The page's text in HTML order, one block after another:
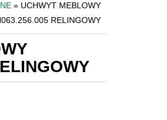
» UCHWYT MEBLOWY
RELINGOWY